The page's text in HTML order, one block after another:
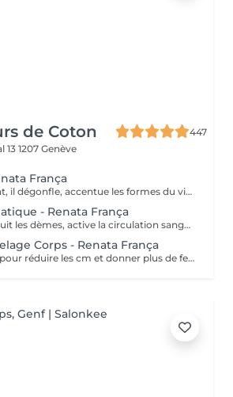
de Coton
447
13 1207 Genève
França
Effet lifting immédiat, il dégonfle, accentue les formes du visage et favorise la revitalisation naturelle de la peau.
- Renata França
Cette technique réduit les dèmes, active la circulation sanguine et potentialise un réseaux complexe de vaisseaux ou passent les fluides corporels, réduisant ainsi la tant redouté cellulite.
Corps - Renata França
La technique idéale pour réduire les cm et donner plus de fermeté, de forme au corps. Elle lisse et améliore la qualité de la peau